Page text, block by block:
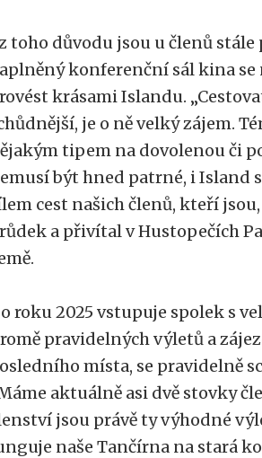
toho důvodu jsou u členů
konferenční sál kina
krásami Islandu.
je o ně velký zájem.
tipem na dovolenou či
být hned patrné, i Island
cest našich členů, kteří
a přivítal v Hustopečích
roku 2025 vstupuje spolek s
pravidelných výletů a
místa, se pravidelně
aktuálně asi dvě stovky
jsou právě ty výhodné
naše Tančírna na stará